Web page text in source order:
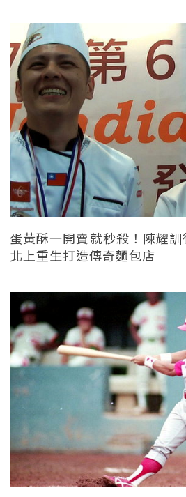
蛋黃酥一開賣就秒殺！陳耀訓
北上重生打造傳奇麵包店